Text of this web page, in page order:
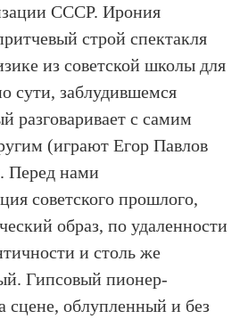
СССР. Ирония
строй спектакля
из советской школы для
сути, заблудившемся
разговаривает с самим
(играют Егор Павлов
нами
советского прошлого,
образ, по удаленности
и столь же
Гипсовый пионер-
сцене, облупленный и без